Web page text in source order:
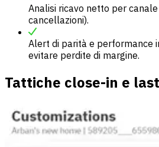
Analisi ricavo netto per
cancellazioni).
Alert di parità e performance
evitare perdite di margine.
Tattiche close-in e